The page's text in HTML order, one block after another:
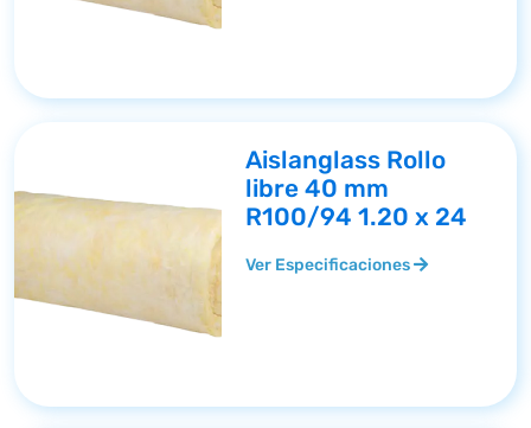
Aislanglass Rollo
libre 40 mm
R100/94 1.20 x 24
Ver Especificaciones